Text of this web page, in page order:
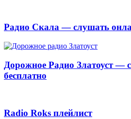
Радио Скала — слушать
Дорожное Радио Златоуст —
бесплатно
Radio Roks плейлист